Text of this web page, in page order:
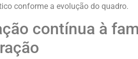
conforme a evolução do quadro.
contínua à